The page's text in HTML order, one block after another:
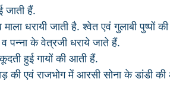
जाती हैं.
धरायी जाती है. श्वेत एवं गुलाबी पुष्पों की
व पन्ना के वेत्रजी धराये जाते हैं.
हुई गायों की आती हैं.
की एवं राजभोग में आरसी सोना के डांडी